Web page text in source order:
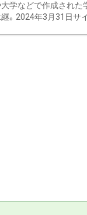
学などで作成された
。2024年3月31日サ